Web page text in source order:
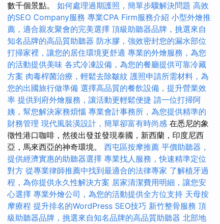
數千個景點。 如何處理過期護照，簡單步驟解決問題 高效
的SEO Company服務 專業CPA Firm服務介紹 小型外燴推
薦，適合親友聚會的完美選擇 頂級助聽器品牌，挑選來自
知名品牌的高品質助聽器 防水膠，強效密封您的漏水部位
打掃家裡，讓您的居住環境更舒適 專業的外燴服務，為您
的活動提供美味 各式冷凍設備，為您的餐廳提供可靠冷藏
方案 肉毒桿菌治療，輕鬆去除皺紋 護照申請所需材料，為
您的出國旅行做準備 選擇高品質的餐飲設備，提升營業效
率 提供到府外燴服務，讓活動更輕鬆便捷 請一位打掃阿
姨，幫您解決家務煩惱 專業會計事務所，為您提供精準的
財務管理 現代風裝潢設計，簡單卻富有時尚感 在悉尼的象
徵性港口咖啡，然後出發並發現泰國，新西蘭，印度尼西
亞，馬來西亞的神奇環境。 西屯區按摩推薦 平價助聽器，
提供經濟實惠的助聽器選擇 專業找人服務，快速精準定位
對方 從專業律師推薦中找到最適合的法律專家 了解植牙過
程，為你提供永久性解決方案 居家清潔費用明細，讓您安
心選擇 專業外燴公司，為您的活動提供全方位支持 天母按
摩療程 提升排名的WordPress SEO技巧 新竹整骨服務 頂
級助聽器品牌，挑選來自知名品牌的高品質助聽器 北部地